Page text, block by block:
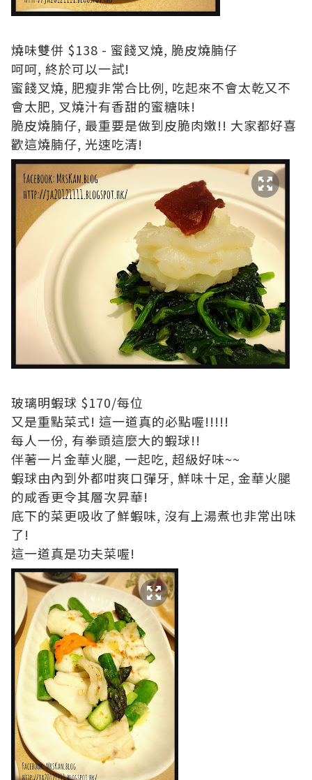
燒味雙併 $138 - 蜜餞叉燒, 脆皮燒腩仔
呵呵, 終於可以一試!
蜜餞叉燒, 肥瘦非常合比例, 吃起來不會太乾又不
會太肥, 叉燒汁有香甜的蜜糖味!
脆皮燒腩仔, 最重要是做到皮脆肉嫩!! 大家都好喜
歡這燒腩仔, 光速吃清!
玻璃明蝦球 $170/每位
又是重點菜式! 這一道真的必點喔!!!!!
每人一份, 有拳頭這麼大的蝦球!!
伴著一片金華火腿, 一起吃, 超級好味~~
蝦球由內到外都咁爽口彈牙, 鮮味十足, 金華火腿
的咸香更令其層次昇華!
底下的菜更吸收了鮮蝦味, 沒有上湯煮也非常出味
了!
這一道真是功夫菜喔!